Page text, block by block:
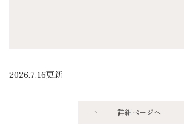
2026.7.16更新
詳細ページへ